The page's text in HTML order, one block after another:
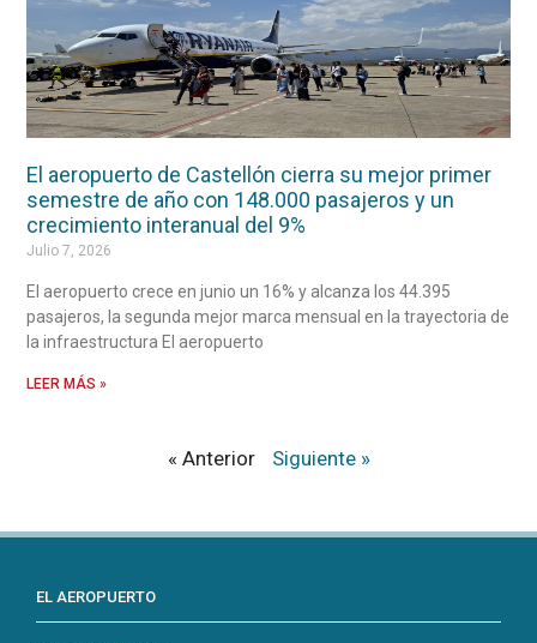
El aeropuerto de Castellón cierra su mejor primer
semestre de año con 148.000 pasajeros y un
crecimiento interanual del 9%
Julio 7, 2026
El aeropuerto crece en junio un 16% y alcanza los 44.395
pasajeros, la segunda mejor marca mensual en la trayectoria de
la infraestructura El aeropuerto
LEER MÁS »
« Anterior Siguiente »
EL AEROPUERTO